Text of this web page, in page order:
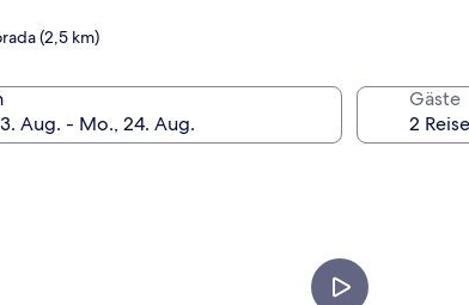
(2,5 km)
Gäste